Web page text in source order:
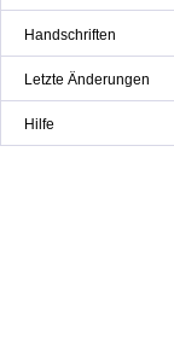
Handschriften
Letzte Änderungen
Hilfe